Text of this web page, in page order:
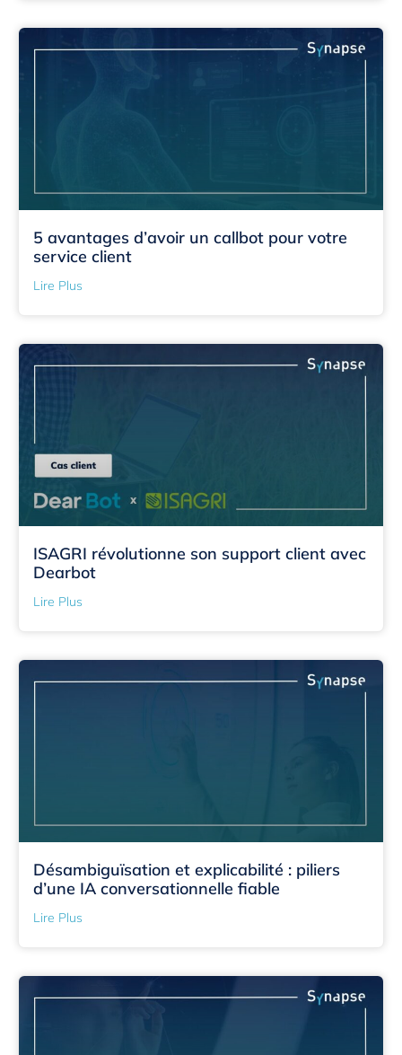
5 avantages d’avoir un callbot pour votre
service client
Lire Plus
ISAGRI révolutionne son support client avec
Dearbot
Lire Plus
Désambiguïsation et explicabilité : piliers
d’une IA conversationnelle fiable
Lire Plus